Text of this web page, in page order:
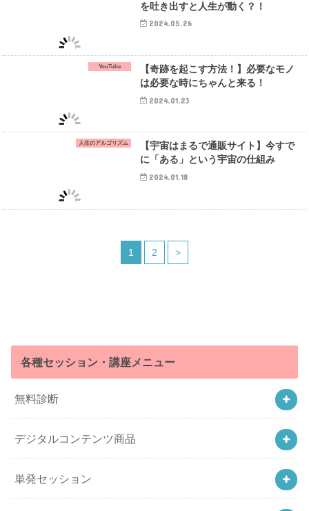
を吐き出すと人生が動く？！
2024.05.26
YouTube
【奇跡を起こす方法！】必要なモノ
は必要な時にちゃんと来る！
2024.01.23
人生のアルゴリズム
【宇宙はまるで通販サイト】今すで
に「ある」という宇宙の仕組み
2024.01.18
1 2 >
各種セッション・講座メニュー
無料診断
デジタルコンテンツ商品
単発セッション